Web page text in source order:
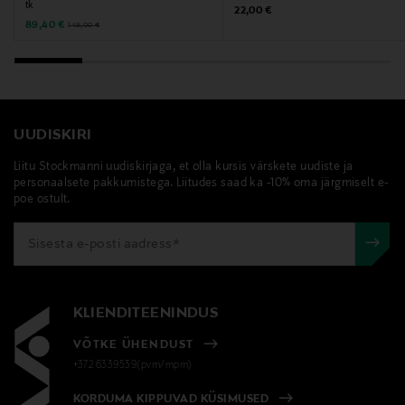
villeroy & boch, kohvitass, kruus, portselantass,
tk
Discounted Price
89,40 € Original Price
149,00 €
Original Price
22,00 €
UUDISKIRI
Liitu Stockmanni uudiskirjaga, et olla kursis värskete uudiste ja
personaalsete pakkumistega. Liitudes saad ka -10% oma järgmiselt e-
poe ostult.
KLIENDITEENINDUS
VÕTKE ÜHENDUST
+372 6339539(pvm/mpm)
KORDUMA KIPPUVAD KÜSIMUSED